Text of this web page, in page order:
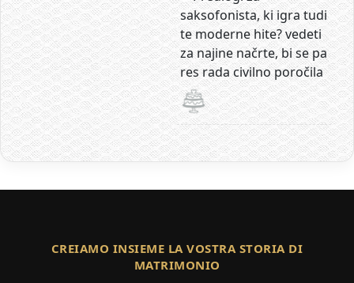
CREIAMO INSIEME LA VOSTRA STORIA DI
MATRIMONIO